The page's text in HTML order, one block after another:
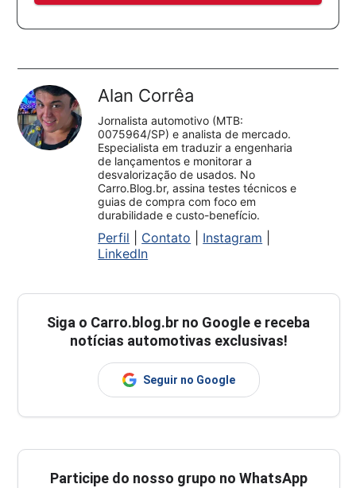
Alan Corrêa
Jornalista automotivo (MTB:
0075964/SP) e analista de mercado.
Especialista em traduzir a engenharia
de lançamentos e monitorar a
desvalorização de usados. No
Carro.Blog.br, assina testes técnicos e
guias de compra com foco em
durabilidade e custo-benefício.
Perfil Contato Instagram
LinkedIn
Siga o Carro.blog.br no Google e receba
notícias automotivas exclusivas!
Seguir no Google
Participe do nosso grupo no WhatsApp